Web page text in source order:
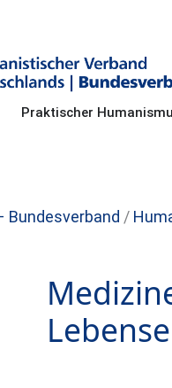
Praktischer
Bundesverband /